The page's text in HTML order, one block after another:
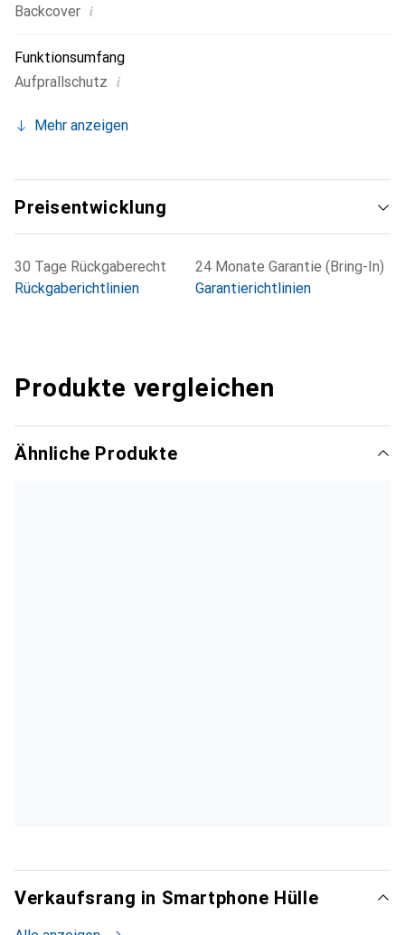
Backcover i
Funktionsumfang
Aufprallschutz i
Mehr anzeigen
Preisentwicklung
30 Tage Rückgaberecht
Rückgaberichtlinien
24 Monate Garantie (Bring-In)
Garantierichtlinien
Produkte vergleichen
Ähnliche Produkte
Verkaufsrang in Smartphone Hülle